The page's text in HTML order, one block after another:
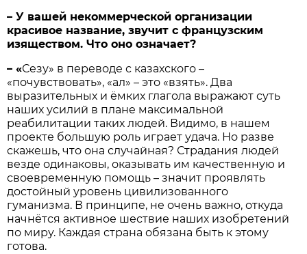
– У вашей некоммерческой организации
красивое название, звучит с французским
изяществом. Что оно означает?
– «Сезу» в переводе с казахского –
«почувствовать», «ал» – это «взять». Два
выразительных и ёмких глагола выражают суть
наших усилий в плане максимальной
реабилитации таких людей. Видимо, в нашем
проекте большую роль играет удача. Но разве
скажешь, что она случайная? Страдания людей
везде одинаковы, оказывать им качественную и
своевременную помощь – значит проявлять
достойный уровень цивилизованного
гуманизма. В принципе, не очень важно, откуда
начнётся активное шествие наших изобретений
по миру. Каждая страна обязана быть к этому
готова.